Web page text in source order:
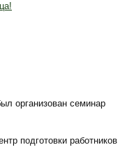
организован семинар
подготовки работников